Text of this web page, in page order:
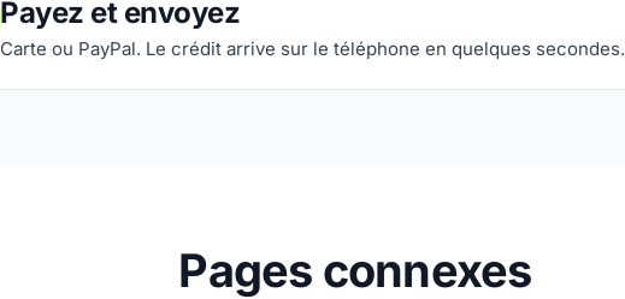
Payez et envoyez
Carte ou PayPal. Le crédit arrive sur le téléphone en quelques secondes.
Pages connexes